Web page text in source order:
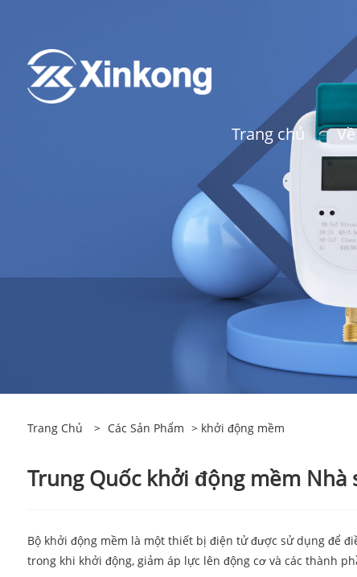
Trang chủ
Trang Chủ > Các Sản Phẩm > khởi động mềm
Trung Quốc khởi động mềm Nhà
Bộ khởi động mềm là một thiết bị điện tử được sử dụng để
trong khi khởi động, giảm áp lực lên động cơ và các thành